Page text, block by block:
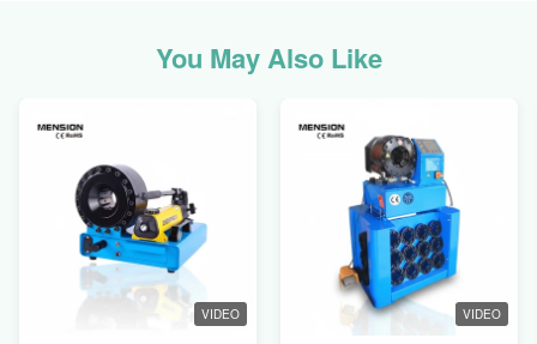
You May Also Like
VIDEO VIDEO